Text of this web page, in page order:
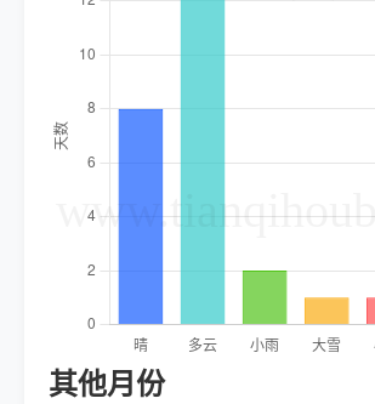
其他月份